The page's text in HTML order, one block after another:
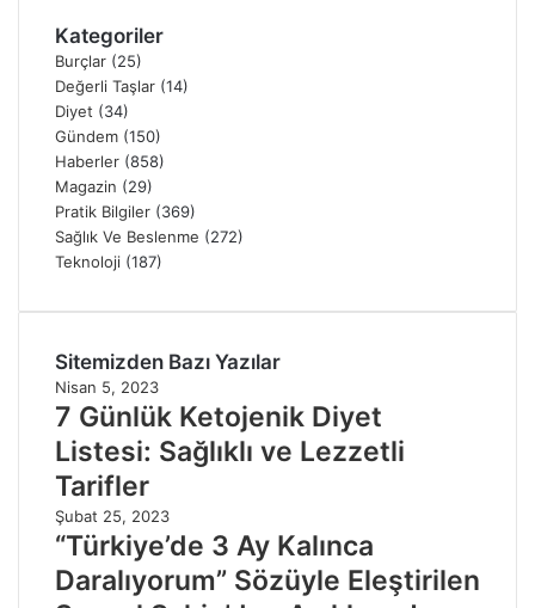
Kategoriler
Burçlar (25)
Değerli Taşlar (14)
Diyet (34)
Gündem (150)
Haberler (858)
Magazin (29)
Pratik Bilgiler (369)
Sağlık Ve Beslenme (272)
Teknoloji (187)
Sitemizden Bazı Yazılar
Nisan 5, 2023
7 Günlük Ketojenik Diyet
Listesi: Sağlıklı ve Lezzetli
Tarifler
Şubat 25, 2023
“Türkiye’de 3 Ay Kalınca
Daralıyorum” Sözüyle Eleştirilen